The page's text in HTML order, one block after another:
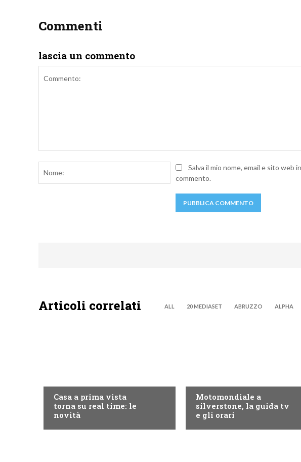
Commenti
lascia un commento
Nome:Salva il mio nome, email e sito web
commento.
Articoli correlati ALL 20 MEDIASET ABRUZZO ALPHA
Casa a prima vista
torna su real time: le
novità
Motomondiale a
silverstone, la guida tv
e gli orari